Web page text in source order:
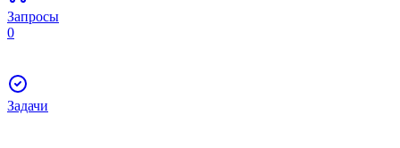
Запросы
0
Задачи